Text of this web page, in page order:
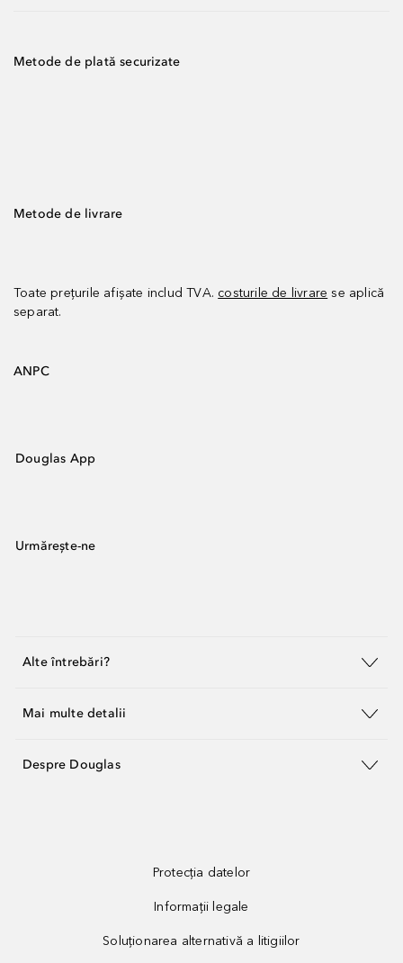
Metode de plată securizate
Metode de livrare
Toate prețurile afișate includ TVA. costurile de livrare se aplică
separat.
ANPC
Douglas App
Urmărește-ne
Alte întrebări?
Mai multe detalii
Despre Douglas
Protecția datelor
Informații legale
Soluționarea alternativă a litigiilor